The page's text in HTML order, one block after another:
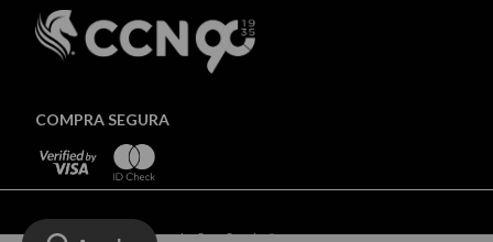
COMPRA SEGURA
Todos los derechos reservados Casa Cuesta ©2024